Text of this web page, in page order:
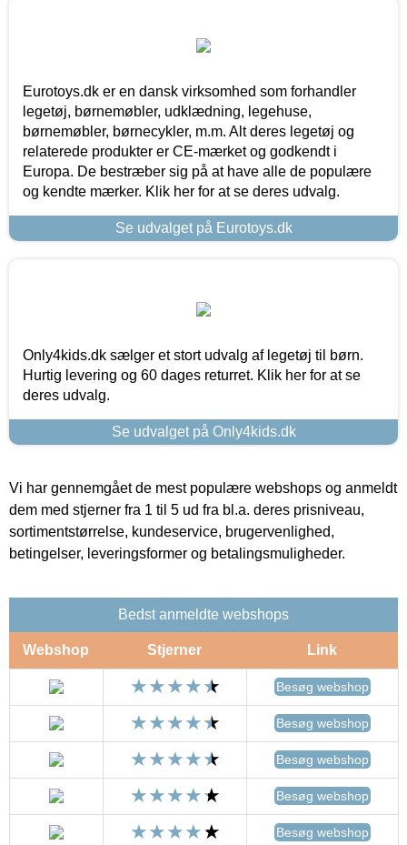
Eurotoys.dk er en dansk virksomhed som forhandler
legetøj, børnemøbler, udklædning, legehuse,
børnemøbler, børnecykler, m.m. Alt deres legetøj og
relaterede produkter er CE-mærket og godkendt i
Europa. De bestræber sig på at have alle de populære
og kendte mærker. Klik her for at se deres udvalg.
Se udvalget på Eurotoys.dk
Only4kids.dk sælger et stort udvalg af legetøj til børn.
Hurtig levering og 60 dages returret. Klik her for at se
deres udvalg.
Se udvalget på Only4kids.dk
Vi har gennemgået de mest populære webshops og anmeldt
dem med stjerner fra 1 til 5 ud fra bl.a. deres prisniveau,
sortimentstørrelse, kundeservice, brugervenlighed,
betingelser, leveringsformer og betalingsmuligheder.
Bedst anmeldte webshops
Webshop Stjerner Link
Besøg webshop
Besøg webshop
Besøg webshop
Besøg webshop
Besøg webshop